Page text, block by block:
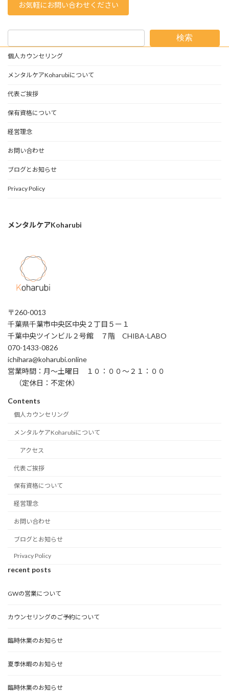
お気軽にお問い合わせください
検索
個人カウンセリング
メンタルケアKoharubiについて
代表ご挨拶
保有資格について
経営理念
お問い合わせ
ブログとお知らせ
Privacy Policy
メンタルケアKoharubi
〒260-0013
千葉県千葉市中央区中央２丁目５ー１
千葉中央ツインビル２号館 ７階 CHIBA-LABO
070-1433-0826
ichihara@koharubi.online
営業時間：月〜土曜日 １０：００〜２１：００
（定休日：不定休）
Contents
個人カウンセリング
メンタルケアKoharubiについて
アクセス
代表ご挨拶
保有資格について
経営理念
お問い合わせ
ブログとお知らせ
Privacy Policy
recent posts
GWの営業について
カウンセリングのご予約について
臨時休業のお知らせ
夏季休暇のお知らせ
臨時休業のお知らせ